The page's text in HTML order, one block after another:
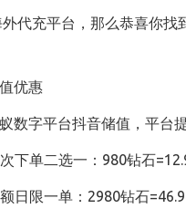
代充平台，那么恭喜你找
优惠
数字平台抖音储值，平台
下单二选一：980钻石
日限一单：2980钻石